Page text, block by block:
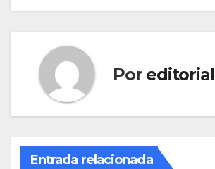
Por editorial
Entrada relacionada